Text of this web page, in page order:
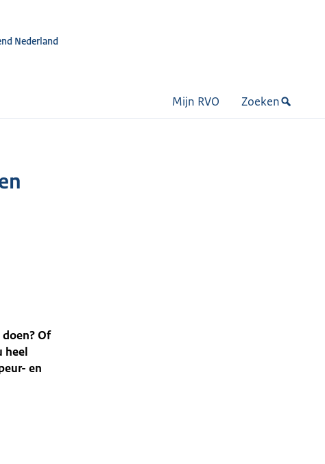
Nederland
Mijn RVO Zoeken
Of
heel
en